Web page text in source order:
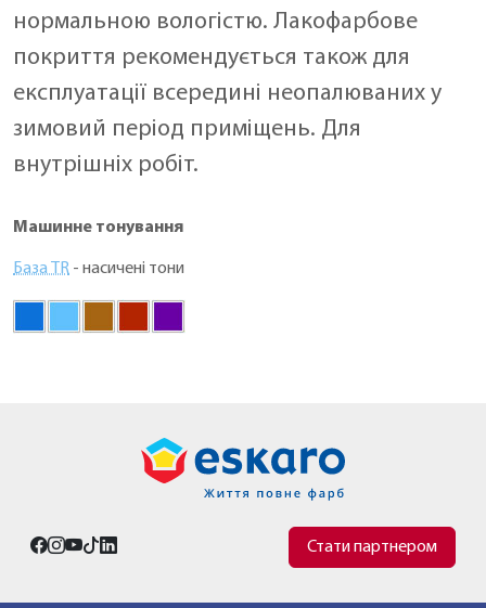
нормальною вологістю. Лакофарбове
покриття рекомендується також для
експлуатації всередині неопалюваних у
зимовий період приміщень. Для
внутрішніх робіт.
Машинне тонування
База TR - насичені тони
Стати партнером